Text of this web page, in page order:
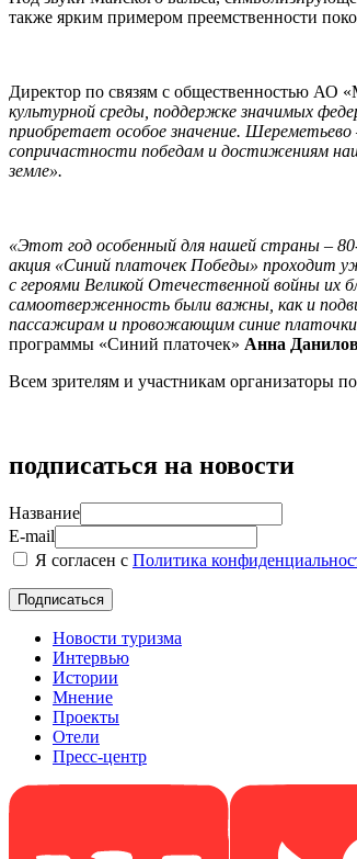
также ярким примером преемственности
Директор по связям с общественностью
культурной среды, поддержке значимых
приобретает особое значение.
сопричастности победам и достижениям
земле».
«Этот год особенный для нашей страны –
акция «Синий платочек Победы» проходит
с героями Великой Отечественной войны
самоотверженность были важны, как и
пассажирам и провожающим синие платочки
программы «Синий платочек» Анна
Всем зрителям и участникам организаторы
подписаться на новости
Название
E-mail
Я согласен с Политика
Новости туризма
Интервью
Истории
Мнение
Проекты
Отели
Пресс-центр